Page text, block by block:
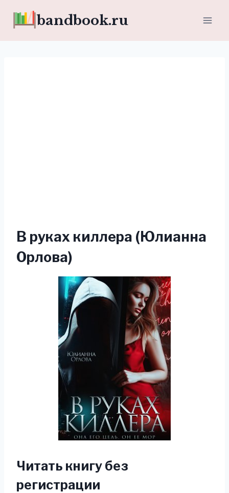
bandbook.ru
В руках киллера (Юлианна
Орлова)
Читать книгу без
регистрации